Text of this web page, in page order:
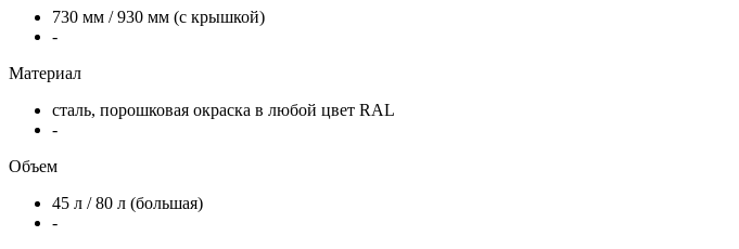
730 мм / 930 мм (с крышкой)
-
Материал
сталь, порошковая окраска в любой цвет RAL
-
Объем
45 л / 80 л (большая)
-